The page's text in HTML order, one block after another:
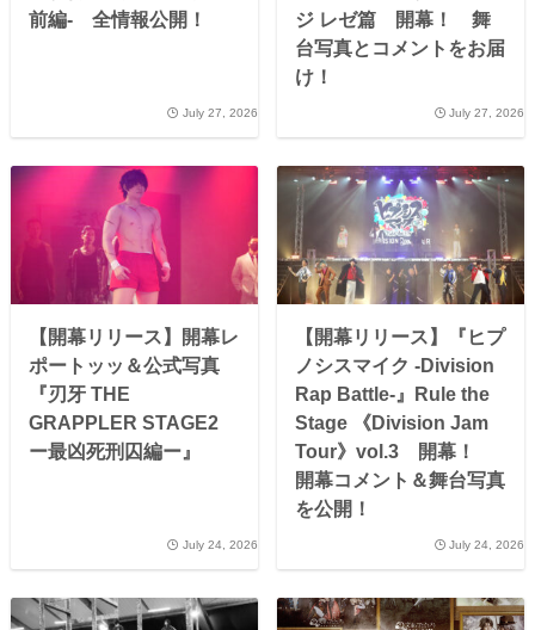
前編- 全情報公開！
July 27, 2026
ジ レゼ篇 開幕！ 舞
台写真とコメントをお届
け！
July 27, 2026
【開幕リリース】開幕レ
ポートッッ＆公式写真
『刃牙 THE
GRAPPLER STAGE2
ー最凶死刑囚編ー』
July 24, 2026
【開幕リリース】『ヒプ
ノシスマイク -Division
Rap Battle-』Rule the
Stage 《Division Jam
Tour》vol.3 開幕！
開幕コメント＆舞台写真
を公開！
July 24, 2026